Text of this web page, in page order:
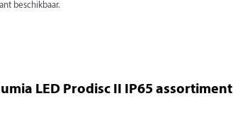
beschikbaar.
LED Prodisc II IP65 assortiment